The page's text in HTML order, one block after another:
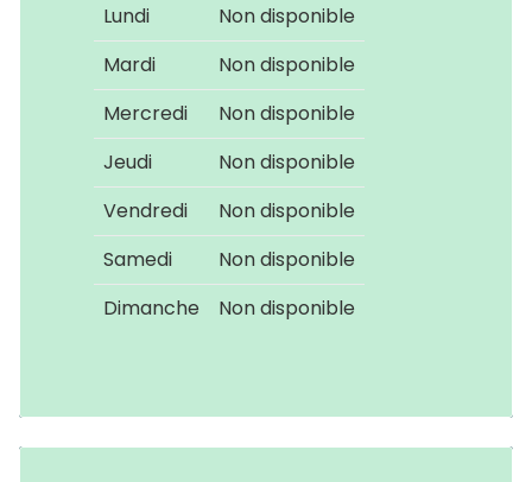
Lundi
Non disponible
Mardi
Non disponible
Mercredi
Non disponible
Jeudi
Non disponible
Vendredi
Non disponible
Samedi
Non disponible
Dimanche
Non disponible